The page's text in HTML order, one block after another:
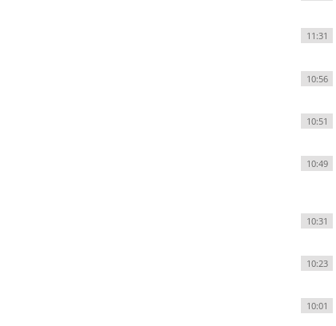
11:31
10:56
10:51
10:49
10:31
10:23
10:01